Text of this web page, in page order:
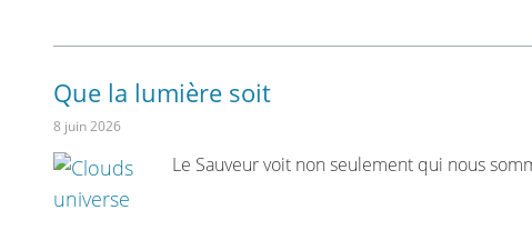
Que la lumière soit
8 juin 2026
Le Sauveur voit non seulement qui nous